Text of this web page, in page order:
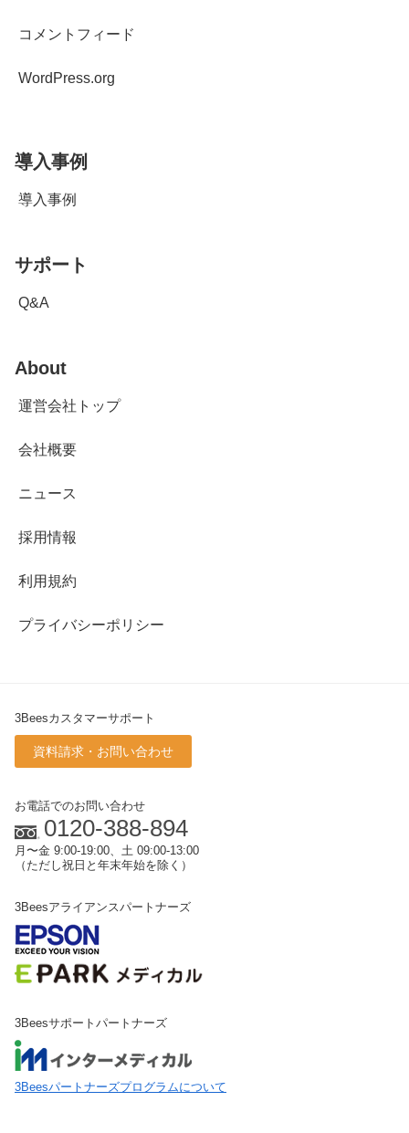
コメントフィード
WordPress.org
導入事例
導入事例
サポート
Q&A
About
運営会社トップ
会社概要
ニュース
採用情報
利用規約
プライバシーポリシー
3Beesカスタマーサポート
資料請求・お問い合わせ
お電話でのお問い合わせ
0120-388-894
月〜金 9:00-19:00、土 09:00-13:00
（ただし祝日と年末年始を除く）
3Beesアライアンスパートナーズ
3Beesサポートパートナーズ
3Beesパートナーズプログラムについて